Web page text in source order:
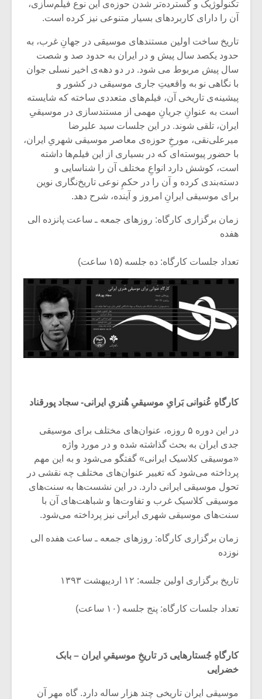
تکنولوژیک و گسترده‌تر شدن حوزه‌ی این نوع فیلم‌سازی،
آن را دارای کاربردهای بسیار متنوعی نیز کرده است.
تاریخ ساخت اولین مستندهای موسیقی در جهانِ غرب، به
حدود یکصد سال پیش و در ایران به حدود صد و شصت
سال پیش مربوط می شود. در دو دهه‌ی اخیر نسلی جوان
با نگاهی نو به واقعیتِ جاری موسیقی در کشور و
پیشینه‌ی تاریخی آن، فیلم‌های متعددی ساخته که شایسته
است به عنوانِ جریانِ مهمی از مستند‌سازی در موسیقیِ
ایران، تلقی شوند. در این جلسات سید علیرضا
میر‌علی‌نقی، مورخِ حوزه‌ی معاصر موسیقی شهریِ ایران،
با حضور پیوسته‌ای که در بسیاری از این فیلم‌ها داشته
است، کوشش دارد انواعِ مختلف آن را شناسایی و
دسته‌بندی کرده و آن را در حکمِ نوعی تاریخ‌نگاری نوین
برای موسیقی ایرانِ امروز و آینده، شرح دهد.
زمان برگزاری کارگاه: روزهای جمعه ـ ساعت پانزده الی
هفده
تعداد جلسات کارگاه: ده جلسه (۱۵ ساعت)
کارگاهِ عُنوانی بَرایِ موسیقیِ هُنریِ ایرانی- سجاد پورقناد
در این دوره ۵ روزه،‌ عنوان‌های مختلف برای موسیقی
جدی ایران به بحث گذاشته شده و در مورد واژه
«موسیقی کلاسیک ایرانی» گفتگو می‌شود و به این مهم
پرداخته می‌شود که تغییر عنوان‌های مختلف چه نقشی در
تحول موسیقی ایرانی دارد. در این نشست‌ها به سنت‌های
موسیقی کلاسیک غرب و تفاوت‌ها و شباهت‌های آن با
سنت‌های موسیقی شهری ایرانی نیز پرداخته می‌شود.
زمان برگزاری کارگاه: روزهای جمعه ـ ساعت هفده الی
نوزده
تاریخ برگزاری اولین جلسه: ۱۲ اردیبهشت ۱۳۹۳
تعداد جلسات کارگاه: پنج جلسه (۱۰ ساعت)
کارگاهِ جُستارهایی دَر تاریخِ موسیقیِ ایران – بابک
خضرایی
موسیقی ایران تاریخی چند هزار ساله دارد. گاه مهر آن